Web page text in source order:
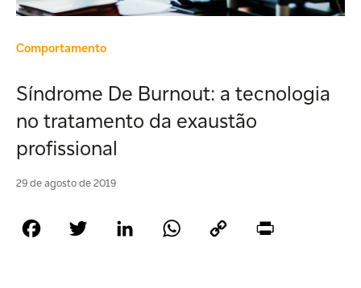
Comportamento
Síndrome De Burnout: a tecnologia
no tratamento da exaustão
profissional
29 de agosto de 2019
Facebook Twitter LinkedIn WhatsAppCopy